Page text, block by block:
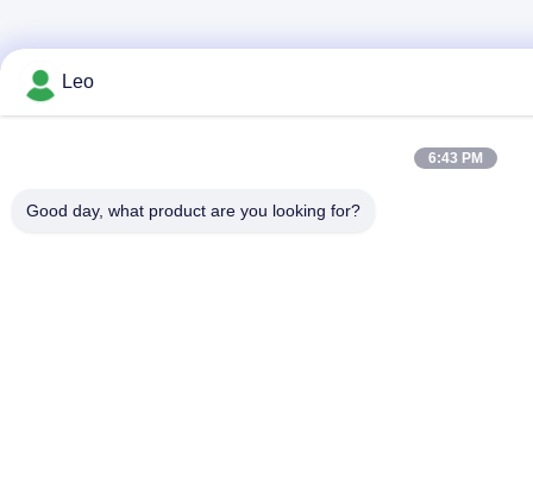
Leo
6:43 PM
Good day, what product are you looking for?